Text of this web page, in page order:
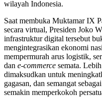
wilayah Indonesia.
Saat membuka Muktamar IX
secara virtual, Presiden Joko
infrastruktur digital tersebut
mengintegrasikan ekonomi
mempermurah arus logistik,
dan e-commerce semata.
dimaksudkan untuk
gagasan, dan semangat
semakin memperkokoh